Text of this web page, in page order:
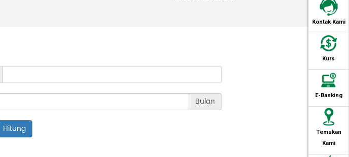
Kontak Kami
Kurs
E-Banking
Temukan
Kami
Bulan
Hitung